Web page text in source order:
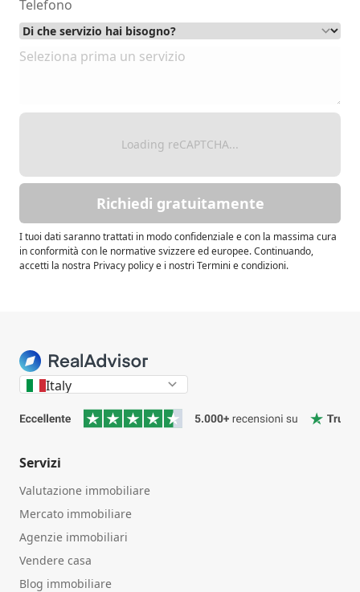
Loading reCAPTCHA...
Richiedi gratuitamente
I tuoi dati saranno trattati in modo confidenziale e con la massima cura
in conformità con le normative svizzere ed europee. Continuando,
accetti la nostra Privacy policy e i nostri Termini e condizioni.
Italy
Servizi
Valutazione immobiliare
Mercato immobiliare
Agenzie immobiliari
Vendere casa
Blog immobiliare